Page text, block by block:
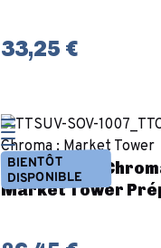
33,25 €
TT Combat -
Market Tower
BIENTÔT
DISPONIBLE